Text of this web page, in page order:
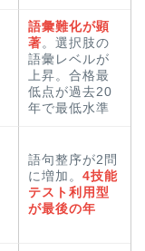
語彙難化が顕
著。選択肢の
語彙レベルが
上昇。合格最
低点が過去20
年で最低水準
語句整序が2問
に増加。 4技能
テスト利用型
が最後の年